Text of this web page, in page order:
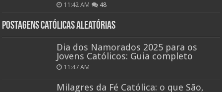
11:42 AM 48
Postagens católicas aleatórias
Dia dos Namorados 2025 para os
Jovens Católicos: Guia completo
11:47 AM
Milagres da Fé Católica: o que São,